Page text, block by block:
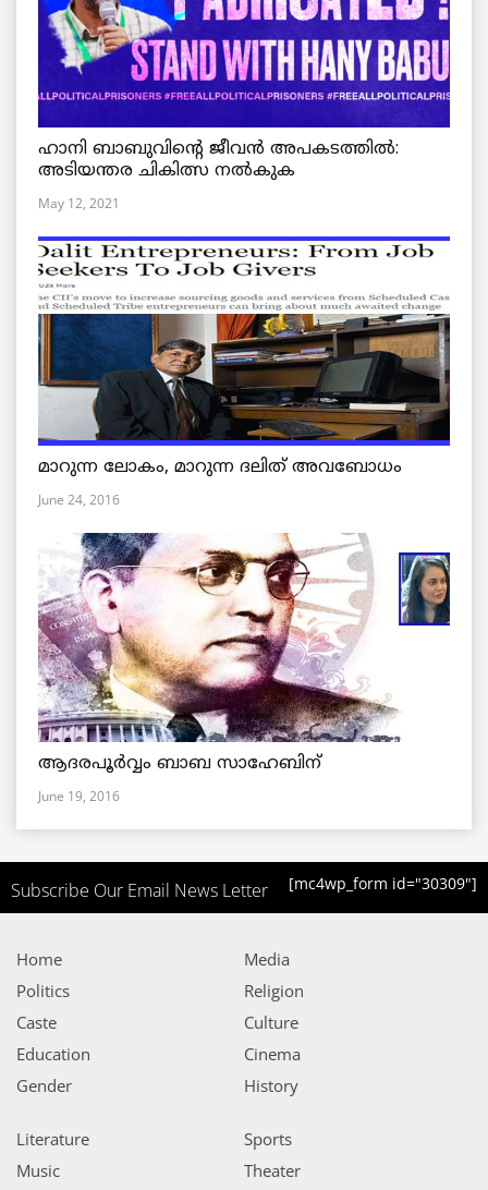
ഹാനി ബാബുവിന്റെ ജീവൻ അപകടത്തിൽ:
അടിയന്തര ചികിത്സ നൽകുക
May 12, 2021
മാറുന്ന ലോകം, മാറുന്ന ദലിത് അവബോധം
June 24, 2016
ആദരപൂര്‍വ്വം ബാബ സാഹേബിന്
June 19, 2016
Subscribe Our Email News Letter [mc4wp_form id="30309"]
Home
Politics
Caste
Education
Gender
Media
Religion
Culture
Cinema
History
Literature
Music
Sports
Theater